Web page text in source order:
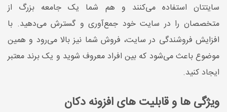
سایتتان استفاده می‌کنند و هم شما یک جامعه بزرگ از
متخصصان را در سایت خود جمع‌آوری و گسترش می‌دهید. با
افزایش فروشندگی در سایت، فروش شما نیز بالا می‌رود و همین
موضوع باعث می‌شود که بین افراد معروف شوید و یک برند معتبر
ایجاد کنید.
ویژگی ها و قابلیت های افزونه دکان